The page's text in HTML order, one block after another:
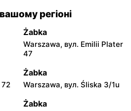
регіоні
Żabka
Warszawa, вул. Emilii Plater
47
72
Żabka
Warszawa, вул. Śliska 3/1u
Żabka